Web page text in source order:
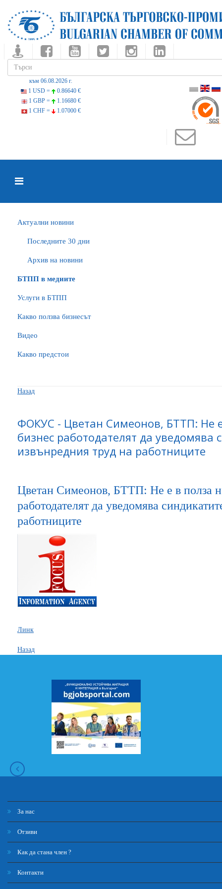
към 06.08.2026 г.
1 USD =
0.86640 €
1 GBP =
1.16680 €
1 CHF =
1.07000 €
Актуални новини
Последните 30 дни
Архив на новини
БTПП в медиите
Услуги в БТПП
Какво ползва бизнесът
Видео
Какво предстои
Назад
ФОКУС - Цветан Симеонов, БТТП: Не
бизнес работодателят да уведомява
извънредния труд на работниците
Цветан Симеонов, БТТП: Не е в полза
работодателят да уведомява
работниците
Линк
Назад
За нас
Отзиви
Как да стана член ?
Контакти